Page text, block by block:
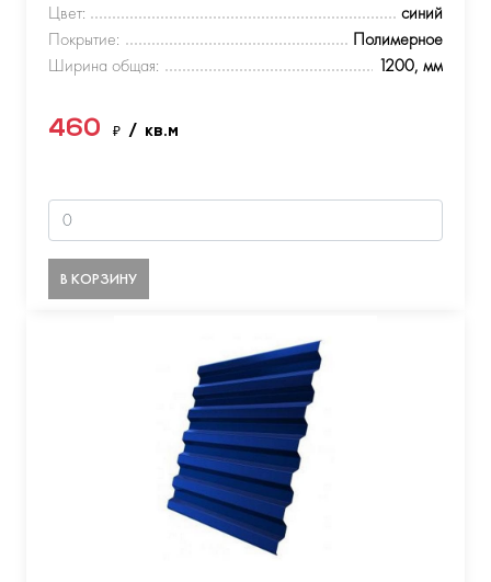
Цвет:
синий
Покрытие:
Полимерное
Ширина общая:
1200, мм
460 ₽ / кв.м
В КОРЗИНУ